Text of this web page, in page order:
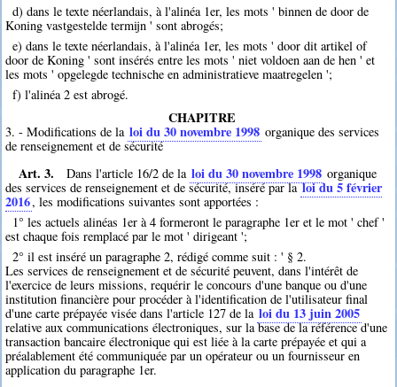
d) dans le texte néerlandais, à l'alinéa 1er, les mots ' binnen de door de
Koning vastgestelde termijn ' sont abrogés;
e) dans le texte néerlandais, à l'alinéa 1er, les mots ' door dit artikel of
door de Koning ' sont insérés entre les mots ' niet voldoen aan de hen ' et
les mots ' opgelegde technische en administratieve maatregelen ';
f) l'alinéa 2 est abrogé.
CHAPITRE
3. - Modifications de la loi du 30 novembre 1998 organique des services
de renseignement et de sécurité
Art. 3. Dans l'article 16/2 de la loi du 30 novembre 1998 organique
des services de renseignement et de sécurité, inséré par laloi du 5 février
2016, les modifications suivantes sont apportées :
1° les actuels alinéas 1er à 4 formeront le paragraphe 1er et le mot ' chef '
est chaque fois remplacé par le mot ' dirigeant ';
2° il est inséré un paragraphe 2, rédigé comme suit : ' § 2.
Les services de renseignement et de sécurité peuvent, dans l'intérêt de
l'exercice de leurs missions, requérir le concours d'une banque ou d'une
institution financière pour procéder à l'identification de l'utilisateur final
d'une carte prépayée visée dans l'article 127 de la loi du 13 juin 2005
relative aux communications électroniques, sur la base de la référence d'une
transaction bancaire électronique qui est liée à la carte prépayée et qui a
préalablement été communiquée par un opérateur ou un fournisseur en
application du paragraphe 1er.